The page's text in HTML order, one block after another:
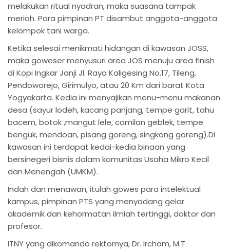
melakukan ritual nyadran, maka suasana tampak
meriah. Para pimpinan PT disambut anggota-anggota
kelompok tani warga.
Ketika selesai menikmati hidangan di kawasan JOSS,
maka goweser menyusuri area JOS menuju area finish
di Kopi Ingkar Janji Jl. Raya Kaligesing No.17, Tileng,
Pendoworejo, Girimulyo, atau 20 Km dari barat Kota
Yogyakarta. Kedia ini menyajikan menu-menu makanan
desa (sayur lodeh, kacang panjang, tempe garit, tahu
bacem, botok ,mangut lele, camilan geblek, tempe
benguk, mendoan, pisang goreng, singkong goreng).Di
kawasan ini terdapat kedai-kedia binaan yang
bersinegeri bisnis dalam komunitas Usaha Mikro Kecil
dan Menengah (UMKM).
Indah dan menawan, itulah gowes para intelektual
kampus, pimpinan PTS yang menyadang gelar
akademik dan kehormatan ilmiah tertinggi, doktor dan
profesor.
ITNY yang dikomando rektornya, Dr. Ircham, M.T